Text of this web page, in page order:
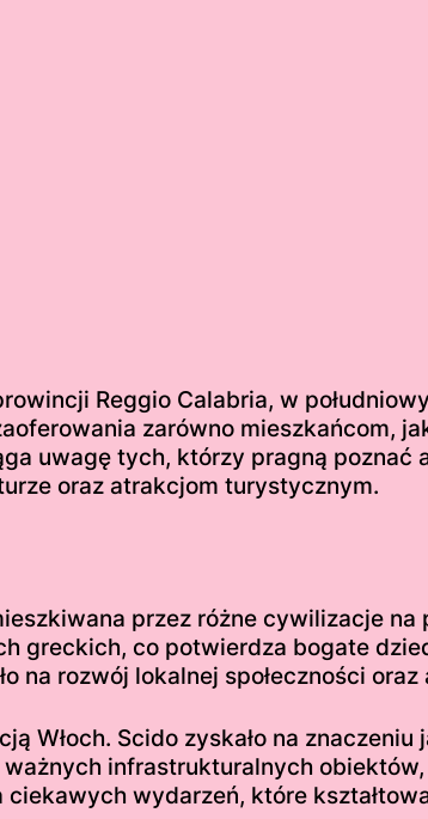
Reggio Calabria, w
zarówno mieszkańcom,
uwagę tych, którzy pragną poznać
oraz atrakcjom turystycznym.
przez różne cywilizacje na
greckich, co potwierdza bogate
na rozwój lokalnej społeczności
Włoch. Scido zyskało na znaczeniu
infrastrukturalnych obiektów,
wydarzeń, które